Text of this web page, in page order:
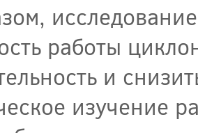
работы
и
изучение